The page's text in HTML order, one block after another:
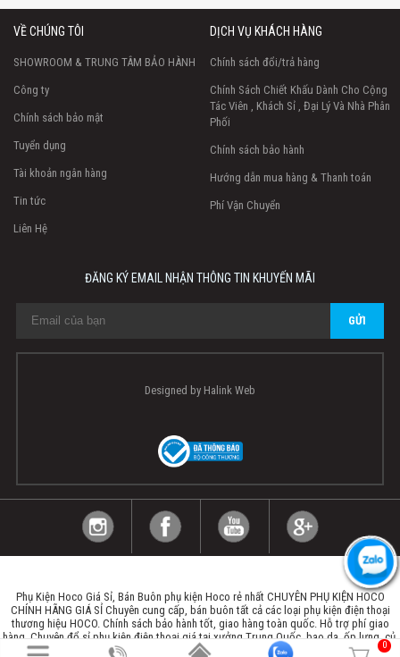
VỀ CHÚNG TÔI
SHOWROOM & TRUNG TÂM BẢO HÀNH
Công ty
Chính sách bảo mật
Tuyển dụng
Tài khoản ngân hàng
Tin tức
Liên Hệ
DỊCH VỤ KHÁCH HÀNG
Chính sách đổi/trả hàng
Chính Sách Chiết Khấu Dành Cho Cộng
Tác Viên , Khách Sỉ , Đại Lý Và Nhà Phân
Phối
Chính sách bảo hành
Hướng dẫn mua hàng & Thanh toán
Phí Vận Chuyển
ĐĂNG KÝ EMAIL NHẬN THÔNG TIN KHUYẾN MÃI
Designed by Halink Web
0
Phụ Kiện Hoco Giá Sỉ, Bán Buôn phụ kiện Hoco rẻ nhất CHUYÊN PHỤ KIỆN HOCO
CHÍNH HÃNG GIÁ SỈ Chuyên cung cấp, bán buôn tất cả các loại phụ kiện điện thoại
thương hiệu HOCO. Chính sách bảo hành tốt, giao hàng toàn quốc. Hỗ trợ phí giao
hàng. Chuyên đổ sỉ phụ kiện điện thoại giá tại xưởng Trung Quốc, bao da, ốp lưng, củ,
cáp, tai nghe, gậy, đồ chơi công nghệ.
Đại lý hoco chính hãng, cửa hàng phụ kiện điện